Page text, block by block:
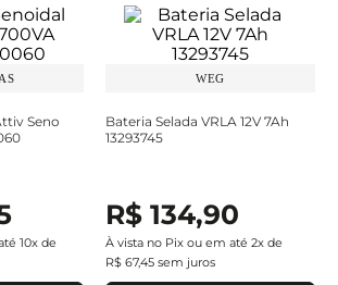
Seno
10x de
WEG
Bateria Selada VRLA 12V 7Ah
13293745
R$ 134,90
À vista no Pix ou em até 2x de
R$ 67,45 sem juros